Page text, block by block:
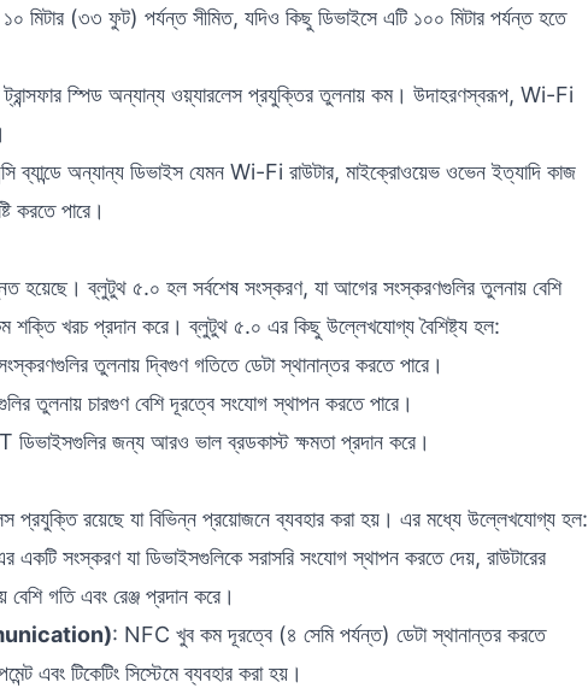
১০ মিটার (৩৩ ফুট) পর্যন্ত সীমিত, যদিও কিছু ডিভাইসে এটি ১০০ মিটার পর্যন্ত হতে
ট্রান্সফার স্পিড অন্যান্য ওয়্যারলেস প্রযুক্তির তুলনায় কম। উদাহরণস্বরূপ, Wi-Fi
ব্যান্ডে অন্যান্য ডিভাইস যেমন Wi-Fi রাউটার, মাইক্রোওয়েভ ওভেন ইত্যাদি কাজ
করতে পারে।
হয়েছে। ব্লুটুথ ৫.০ হল সর্বশেষ সংস্করণ, যা আগের সংস্করণগুলির তুলনায় বেশি
কম শক্তি খরচ প্রদান করে। ব্লুটুথ ৫.০ এর কিছু উল্লেখযোগ্য বৈশিষ্ট্য হল:
তুলনায় দ্বিগুণ গতিতে ডেটা স্থানান্তর করতে পারে।
তুলনায় চারগুণ বেশি দূরত্বে সংযোগ স্থাপন করতে পারে।
ডিভাইসগুলির জন্য আরও ভাল ব্রডকাস্ট ক্ষমতা প্রদান করে।
প্রযুক্তি রয়েছে যা বিভিন্ন প্রয়োজনে ব্যবহার করা হয়। এর মধ্যে উল্লেখযোগ্য হল:
সংস্করণ যা ডিভাইসগুলিকে সরাসরি সংযোগ স্থাপন করতে দেয়, রাউটারের
গতি এবং রেঞ্জ প্রদান করে।
: NFC খুব কম দূরত্বে (৪ সেমি পর্যন্ত) ডেটা স্থানান্তর করতে
এবং টিকেটিং সিস্টেমে ব্যবহার করা হয়।